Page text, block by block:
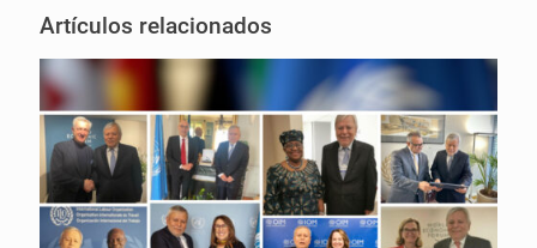
Artículos relacionados